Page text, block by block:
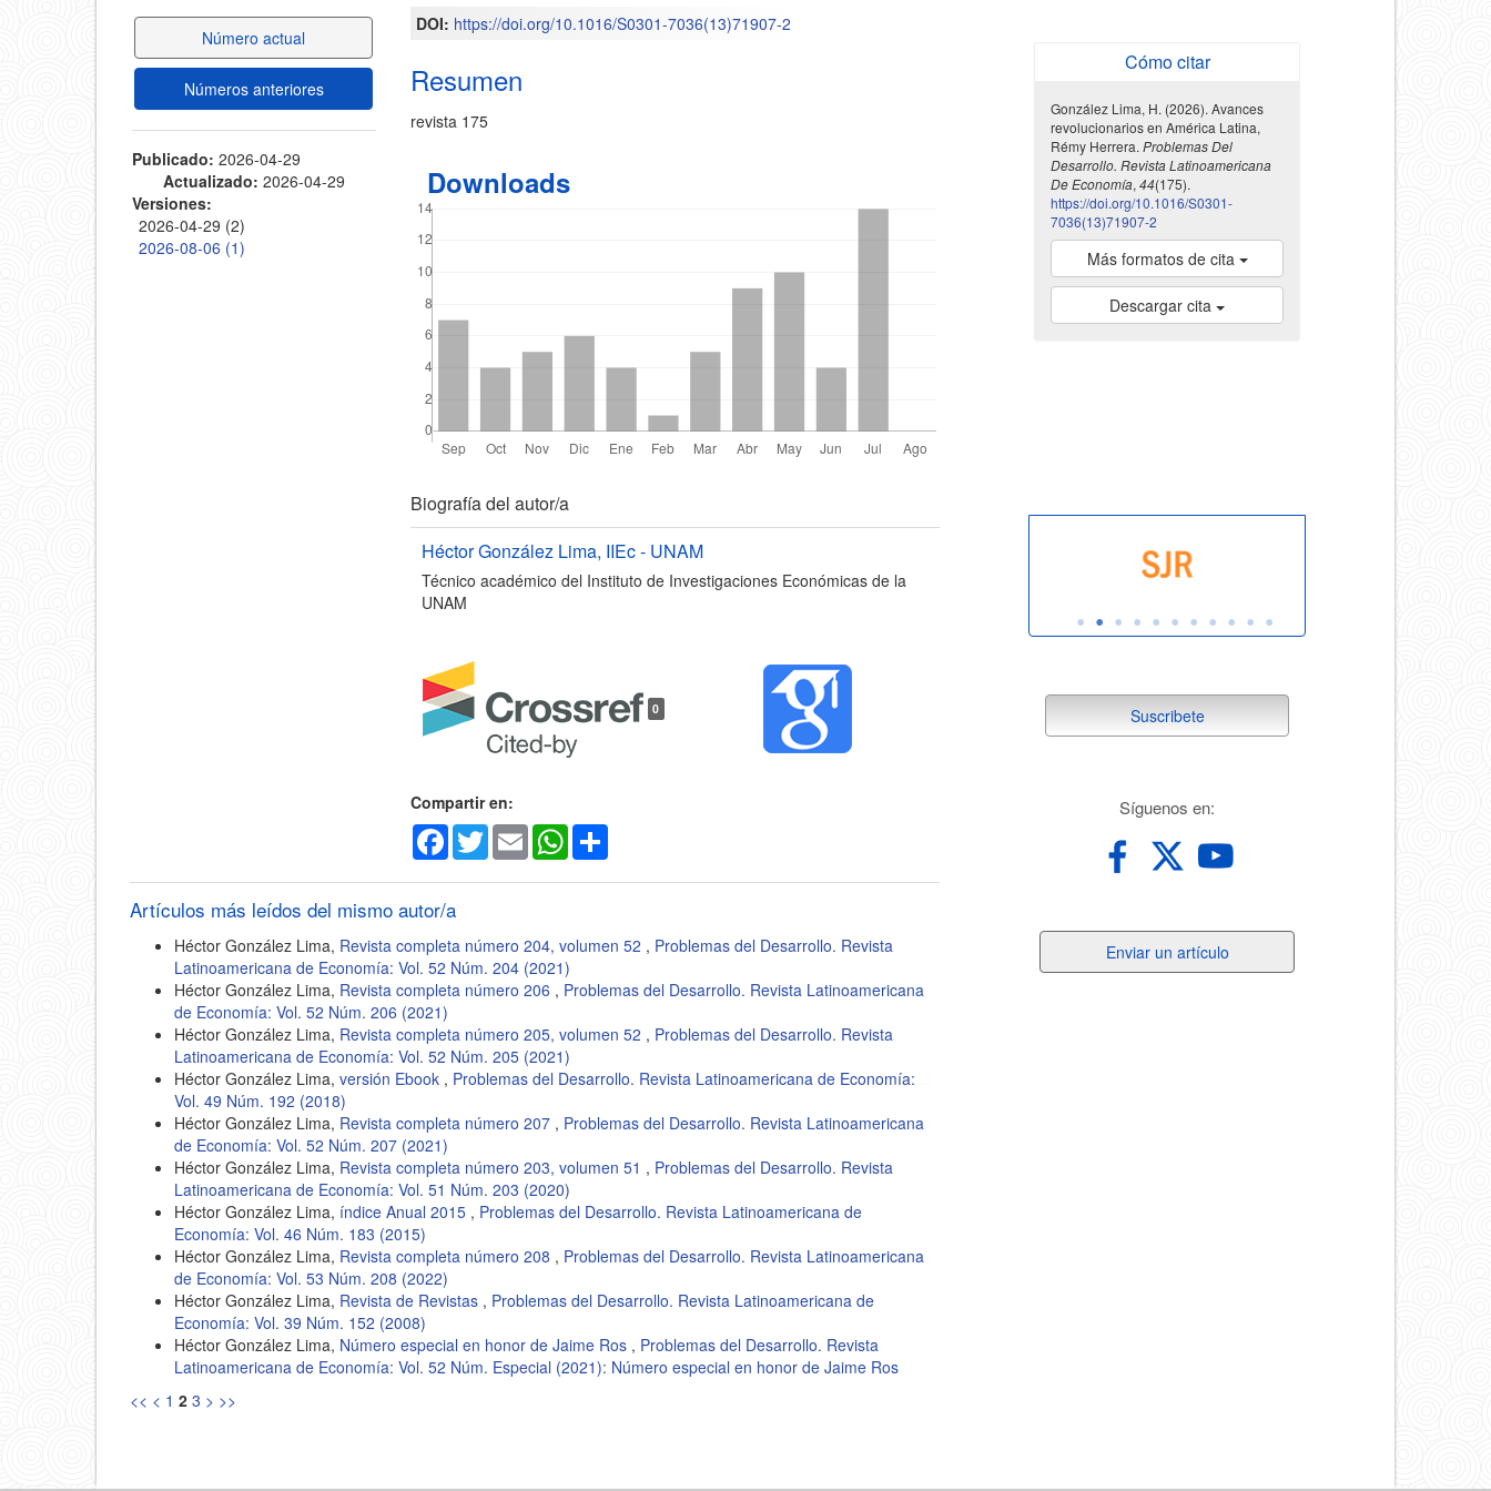
del
artículo
Número actual
Números anteriores
Publicado: 2026-04-29
Actualizado: 2026-04-29
Versiones:
2026-04-29 (2)
2026-08-06 (1)
del
artículo
DOI: https://doi.org/10.1016/S0301-7036(13)71907-2
Resumen
revista 175
Downloads
Detalles
del
artículo
Biografía del autor/a
Héctor González Lima, IIEc - UNAM
Técnico académico del Instituto de Investigaciones Económicas de la
UNAM
0
Compartir en:
Facebook
Twitter Email WhatsApp
Artículos más leídos del mismo autor/a
Héctor González Lima, Revista completa número 204, volumen 52 , Problemas del Desarrollo. Revista
Latinoamericana de Economía: Vol. 52 Núm. 204 (2021)
Héctor González Lima, Revista completa número 206 , Problemas del Desarrollo. Revista Latinoamericana
de Economía: Vol. 52 Núm. 206 (2021)
Héctor González Lima, Revista completa número 205, volumen 52 , Problemas del Desarrollo. Revista
Latinoamericana de Economía: Vol. 52 Núm. 205 (2021)
Héctor González Lima, versión Ebook , Problemas del Desarrollo. Revista Latinoamericana de Economía:
Vol. 49 Núm. 192 (2018)
Héctor González Lima, Revista completa número 207 , Problemas del Desarrollo. Revista Latinoamericana
de Economía: Vol. 52 Núm. 207 (2021)
Héctor González Lima, Revista completa número 203, volumen 51 , Problemas del Desarrollo. Revista
Latinoamericana de Economía: Vol. 51 Núm. 203 (2020)
Héctor González Lima, índice Anual 2015 , Problemas del Desarrollo. Revista Latinoamericana de
Economía: Vol. 46 Núm. 183 (2015)
Héctor González Lima, Revista completa número 208 , Problemas del Desarrollo. Revista Latinoamericana
de Economía: Vol. 53 Núm. 208 (2022)
Héctor González Lima, Revista de Revistas , Problemas del Desarrollo. Revista Latinoamericana de
Economía: Vol. 39 Núm. 152 (2008)
Héctor González Lima, Número especial en honor de Jaime Ros , Problemas del Desarrollo. Revista
Latinoamericana de Economía: Vol. 52 Núm. Especial (2021): Número especial en honor de Jaime Ros
<< < 1 2 3 > >>
Cómo citar
González Lima, H. (2026). Avances
revolucionarios en América Latina,
Rémy Herrera. Problemas Del
Desarrollo. Revista Latinoamericana
De Economía, 44(175).
https://doi.org/10.1016/S0301-
7036(13)71907-2
Más formatos de cita
Descargar cita
suscribete
Suscribete
Síguenos en:
un
Enviar un artículo